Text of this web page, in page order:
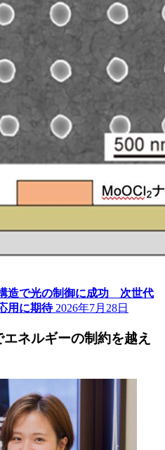
造で光の制御に成功 次世代
用に期待 2026年7月28日
ネルギーの制約を越え